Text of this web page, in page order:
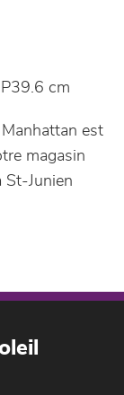
cm
est
magasin
Junien